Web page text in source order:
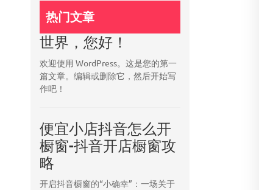
热门文章
世界，您好！
欢迎使用 WordPress。这是您的第一
篇文章。编辑或删除它，然后开始写
作吧！
便宜小店抖音怎么开
橱窗-抖音开店橱窗攻
略
开启抖音橱窗的“小确幸”：一场关于